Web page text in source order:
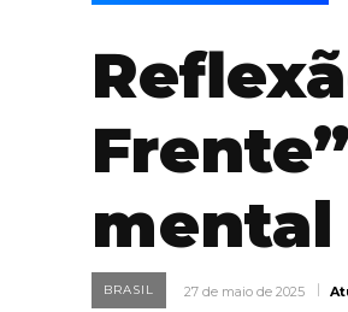
mental
BRASIL 27 de maio de 2025